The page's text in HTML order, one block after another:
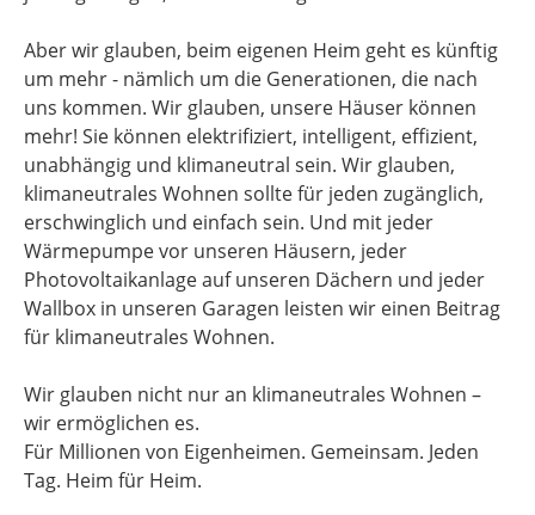
Aber wir glauben, beim eigenen Heim geht es künftig
um mehr - nämlich um die Generationen, die nach
uns kommen. Wir glauben, unsere Häuser können
mehr! Sie können elektrifiziert, intelligent, effizient,
unabhängig und klimaneutral sein. Wir glauben,
klimaneutrales Wohnen sollte für jeden zugänglich,
erschwinglich und einfach sein. Und mit jeder
Wärmepumpe vor unseren Häusern, jeder
Photovoltaikanlage auf unseren Dächern und jeder
Wallbox in unseren Garagen leisten wir einen Beitrag
für klimaneutrales Wohnen.
Wir glauben nicht nur an klimaneutrales Wohnen –
wir ermöglichen es.
Für Millionen von Eigenheimen. Gemeinsam. Jeden
Tag. Heim für Heim.